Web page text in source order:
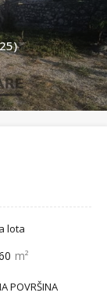
lota
m²
POVRŠINA